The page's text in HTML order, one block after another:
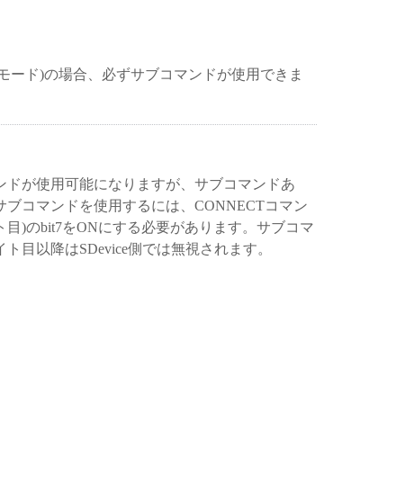
ード)の場合、必ずサブコマンドが使用できま
が使用可能になりますが、サブコマンドあ
ブコマンドを使用するには、CONNECTコマン
目)のbit7をONにする必要があります。サブコマ
目以降はSDevice側では無視されます。